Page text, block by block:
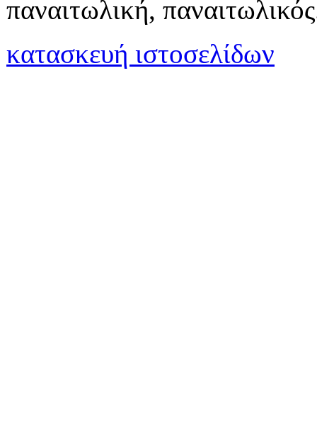
παναιτωλική,
κατασκευή ιστοσελίδων